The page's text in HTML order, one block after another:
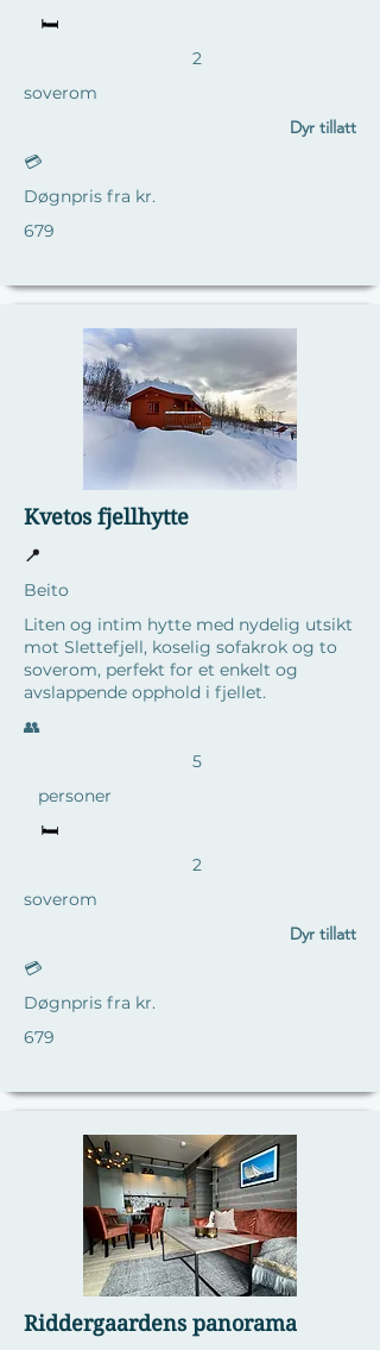
🛏️
2
soverom
Dyr tillatt
💳
Døgnpris fra kr.
679
Kvetos fjellhytte
📍
Beito
Liten og intim hytte med nydelig utsikt
mot Slettefjell, koselig sofakrok og to
soverom, perfekt for et enkelt og
avslappende opphold i fjellet.
​👥
5
personer
🛏️
2
soverom
Dyr tillatt
💳
Døgnpris fra kr.
679
Riddergaardens panorama